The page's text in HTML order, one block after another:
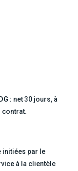
: net 30 jours, à
contrat.
initiées par le
à la clientèle